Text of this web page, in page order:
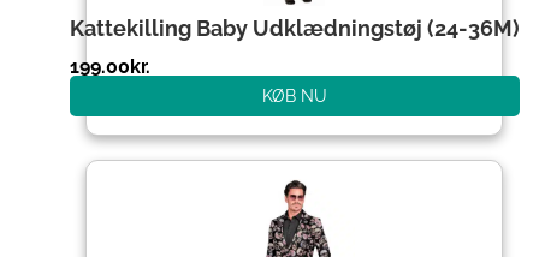
Kattekilling Baby Udklædningstøj (24-36M)
199.00kr.
KØB NU